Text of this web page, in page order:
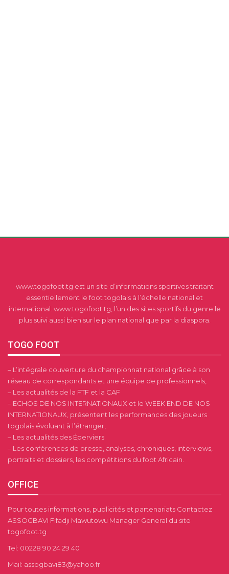
www.togofoot.tg est un site d’informations sportives traitant
essentiellement le foot togolais à l’échelle national et
international. www.togofoot.tg, l’un des sites sportifs du genre le
plus suivi aussi bien sur le plan national que par la diaspora.
TOGO FOOT
– L’intégrale couverture du championnat national grâce à son
réseau de correspondants et une équipe de professionnels,
– Les actualités de la FTF et la CAF
– ECHOS DE NOS INTERNATIONAUX et le WEEK END DE NOS
INTERNATIONAUX, présentent les performances des joueurs
togolais évoluant à l’étranger,
– Les actualités des Éperviers
– Les conférences de presse, analyses, chroniques, interviews,
portraits et dossiers, les compétitions du foot Africain.
OFFICE
Pour toutes informations, publicités et partenariats Contactez
ASSOGBAVI Fifadji Mawutowu Manager General du site
togofoot.tg
Tel: 00228 90 24 29 40
Mail: assogbavi83@yahoo.fr